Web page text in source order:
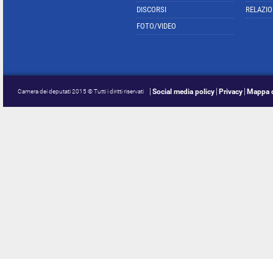
DISCORSI
FOTO/VIDEO
Camera dei deputati 2015 © Tutti i diritti riservati Social media policy Privacy Mappa